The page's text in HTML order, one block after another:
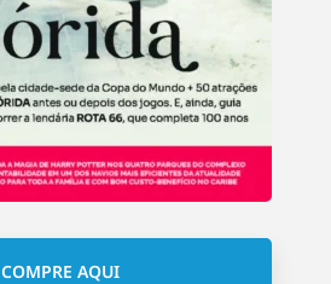
COMPRE AQUI